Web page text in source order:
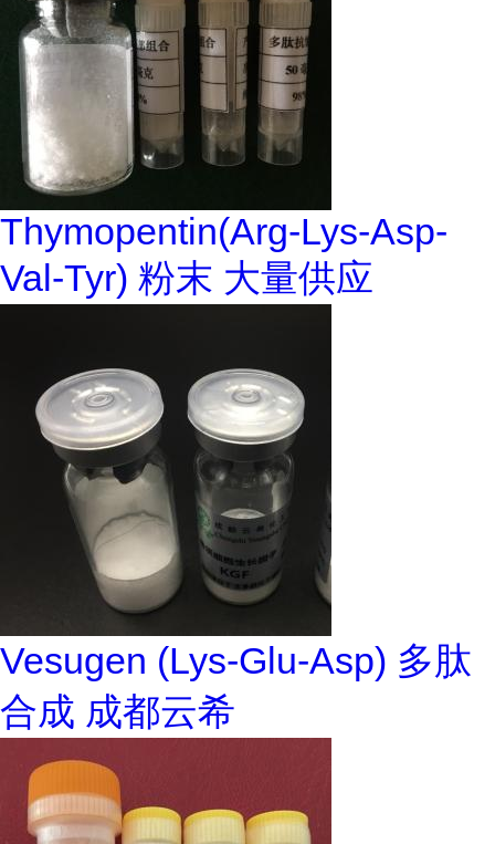
Thymopentin(Arg-Lys-Asp-
Val-Tyr) 粉末 大量供应
Vesugen (Lys-Glu-Asp) 多肽
合成 成都云希